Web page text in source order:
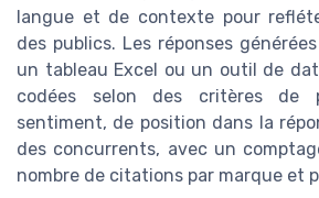
langue et de contexte pour
des publics. Les réponses
un tableau Excel ou un outil de
codées selon des critères
sentiment, de position dans la
des concurrents, avec un
nombre de citations par marque et